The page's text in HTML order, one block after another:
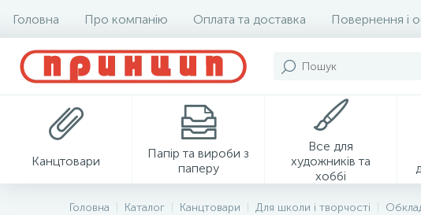
Головна Про компанію Оплата та доставка Повернення і
Канцтовари
Папір та вироби з
паперу
Все для
художників та
хоббі
Головна Каталог Канцтовари Для школи і творчості